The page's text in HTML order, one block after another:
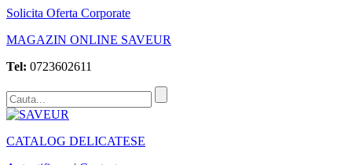
Solicita Oferta Corporate
MAGAZIN ONLINE SAVEUR
Tel: 0723602611
CATALOG DELICATESE